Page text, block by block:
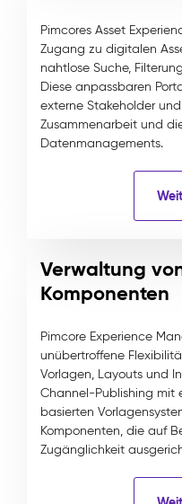
Pimcores Asset
Zugang zu digitalen
nahtlose Suche,
Diese anpassbaren
externe Stakeholder
Zusammenarbeit und
Datenmanagements.
Verwaltung
Komponenten
Pimcore Experience
unübertroffene
Vorlagen, Layouts und
Channel-Publishing mit
basierten
Komponenten, die auf
Zugänglichkeit